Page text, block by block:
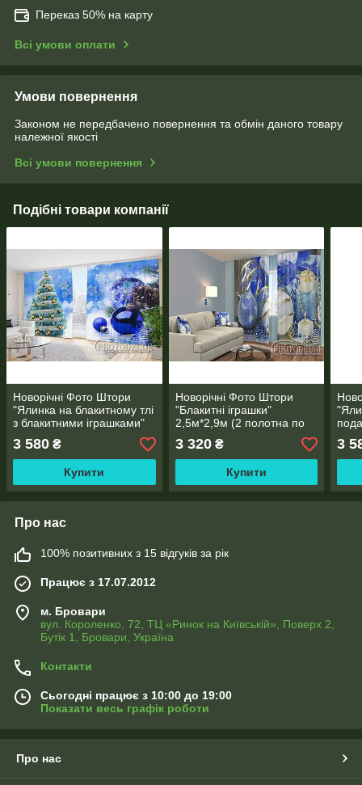
Переказ 50% на карту
Всі умови оплати
Умови повернення
Законом не передбачено повернення та обмін даного товару
належної якості
Всі умови повернення
Подібні товари компанії
Новорічні Фото Штори
"Ялинка на блакитному тлі
з блакитними іграшками"
2,7м*2,9м (2 полотна по
1,45м), тасьма
3 580 ₴
Купити
Новорічні Фото Штори
"Блакитні іграшки"
2,5м*2,9м (2 полотна по
3 320₴
Купити
3
Про нас
100% позитивних з 15 відгуків за рік
Працює з 17.07.2012
м. Бровари
вул. Короленко, 72, ТЦ «Ринок на Київській», Поверх 2,
Бутік 1, Бровари, Україна
Контакти
Сьогодні працює з 10:00 до 19:00
Показати весь графік роботи
Про нас